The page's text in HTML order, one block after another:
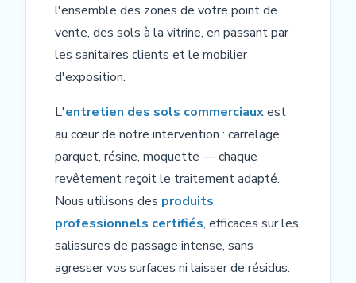
l'ensemble des zones de votre point de
vente, des sols à la vitrine, en passant par
les sanitaires clients et le mobilier
d'exposition.
L'entretien des sols commerciauxest
au cœur de notre intervention : carrelage,
parquet, résine, moquette — chaque
revêtement reçoit le traitement adapté.
Nous utilisons des produits
professionnels certifiés, efficaces sur les
salissures de passage intense, sans
agresser vos surfaces ni laisser de résidus.